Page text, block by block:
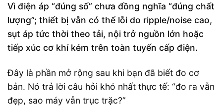
Vì điện áp “đúng số” chưa đồng nghĩa “đúng chất
lượng”; thiết bị vẫn có thể lỗi do ripple/noise cao,
sụt áp tức thời theo tải, nội trở nguồn lớn hoặc
tiếp xúc cơ khí kém trên toàn tuyến cấp điện.
Đây là phần mở rộng sau khi bạn đã biết đo cơ
bản. Nó trả lời câu hỏi khó nhất thực tế: “đo ra vẫn
đẹp, sao máy vẫn trục trặc?”